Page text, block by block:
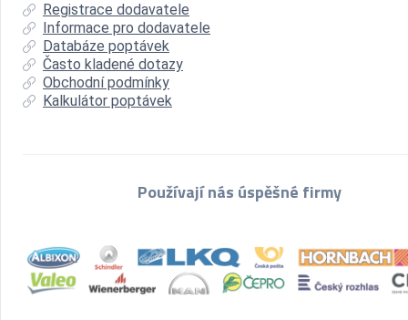
Registrace dodavatele
Informace pro dodavatele
Databáze poptávek
Často kladené dotazy
Obchodní podmínky
Kalkulátor poptávek
Používají nás úspěšné firmy